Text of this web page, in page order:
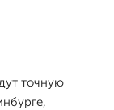
точную